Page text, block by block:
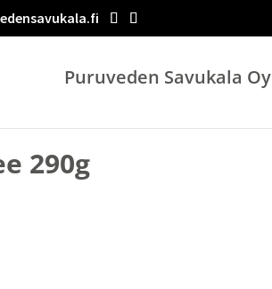
Puruveden Savukala Oy
290g